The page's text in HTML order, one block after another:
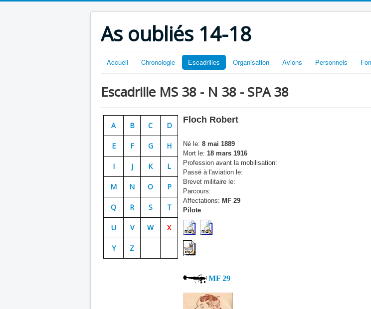
As oubliés 14-18
Accueil Chronologie Escadrilles Organisation Avions Personnels
Escadrille MS 38 - N 38 - SPA 38
A B C D
E F G H
I J K L
M N O P
Q R S T
U V W X
Y Z
Floch Robert
Né le: 8 mai 1889
Mort le: 18 mars 1916
Profession avant la mobilisation:
Passé à l'aviation le:
Brevet militaire le:
Parcours:
Affectations: MF 29
Pilote
MF 29